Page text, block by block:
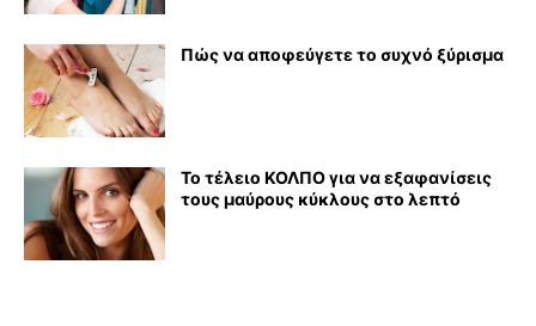
Πώς να αποφεύγετε το συχνό ξύρισμα
Το τέλειο ΚΟΛΠΟ για να εξαφανίσεις
τους μαύρους κύκλους στο λεπτό